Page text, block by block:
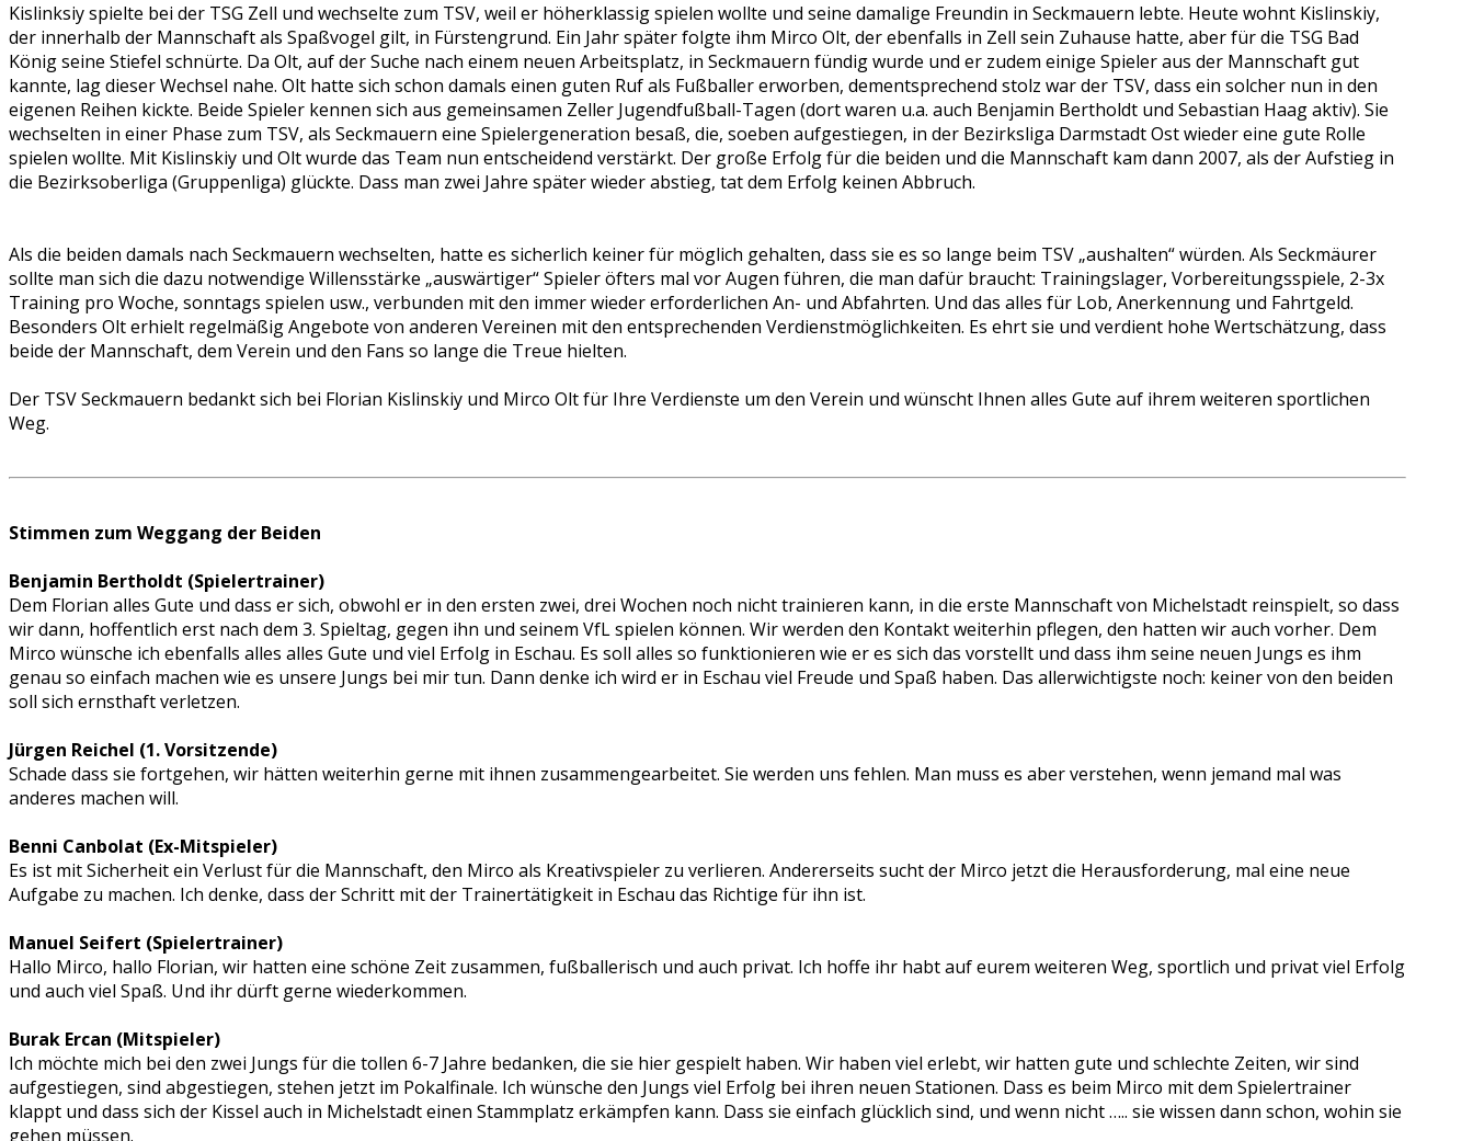
Kislinksiy spielte bei der TSG Zell und wechselte zum TSV, weil er höherklassig spielen wollte und seine damalige Freundin in Seckmauern lebte. Heute wohnt Kislinskiy,
der innerhalb der Mannschaft als Spaßvogel gilt, in Fürstengrund. Ein Jahr später folgte ihm Mirco Olt, der ebenfalls in Zell sein Zuhause hatte, aber für die TSG Bad
König seine Stiefel schnürte. Da Olt, auf der Suche nach einem neuen Arbeitsplatz, in Seckmauern fündig wurde und er zudem einige Spieler aus der Mannschaft gut
kannte, lag dieser Wechsel nahe. Olt hatte sich schon damals einen guten Ruf als Fußballer erworben, dementsprechend stolz war der TSV, dass ein solcher nun in den
eigenen Reihen kickte. Beide Spieler kennen sich aus gemeinsamen Zeller Jugendfußball-Tagen (dort waren u.a. auch Benjamin Bertholdt und Sebastian Haag aktiv). Sie
wechselten in einer Phase zum TSV, als Seckmauern eine Spielergeneration besaß, die, soeben aufgestiegen, in der Bezirksliga Darmstadt Ost wieder eine gute Rolle
spielen wollte. Mit Kislinskiy und Olt wurde das Team nun entscheidend verstärkt. Der große Erfolg für die beiden und die Mannschaft kam dann 2007, als der Aufstieg in
die Bezirksoberliga (Gruppenliga) glückte. Dass man zwei Jahre später wieder abstieg, tat dem Erfolg keinen Abbruch.
Als die beiden damals nach Seckmauern wechselten, hatte es sicherlich keiner für möglich gehalten, dass sie es so lange beim TSV „aushalten“ würden. Als Seckmäurer
sollte man sich die dazu notwendige Willensstärke „auswärtiger“ Spieler öfters mal vor Augen führen, die man dafür braucht: Trainingslager, Vorbereitungsspiele, 2-3x
Training pro Woche, sonntags spielen usw., verbunden mit den immer wieder erforderlichen An- und Abfahrten. Und das alles für Lob, Anerkennung und Fahrtgeld.
Besonders Olt erhielt regelmäßig Angebote von anderen Vereinen mit den entsprechenden Verdienstmöglichkeiten. Es ehrt sie und verdient hohe Wertschätzung, dass
beide der Mannschaft, dem Verein und den Fans so lange die Treue hielten.
Der TSV Seckmauern bedankt sich bei Florian Kislinskiy und Mirco Olt für Ihre Verdienste um den Verein und wünscht Ihnen alles Gute auf ihrem weiteren sportlichen
Weg.
Stimmen zum Weggang der Beiden
Benjamin Bertholdt (Spielertrainer)
Dem Florian alles Gute und dass er sich, obwohl er in den ersten zwei, drei Wochen noch nicht trainieren kann, in die erste Mannschaft von Michelstadt reinspielt, so dass
wir dann, hoffentlich erst nach dem 3. Spieltag, gegen ihn und seinem VfL spielen können. Wir werden den Kontakt weiterhin pflegen, den hatten wir auch vorher. Dem
Mirco wünsche ich ebenfalls alles alles Gute und viel Erfolg in Eschau. Es soll alles so funktionieren wie er es sich das vorstellt und dass ihm seine neuen Jungs es ihm
genau so einfach machen wie es unsere Jungs bei mir tun. Dann denke ich wird er in Eschau viel Freude und Spaß haben. Das allerwichtigste noch: keiner von den beiden
soll sich ernsthaft verletzen.
Jürgen Reichel (1. Vorsitzende)
Schade dass sie fortgehen, wir hätten weiterhin gerne mit ihnen zusammengearbeitet. Sie werden uns fehlen. Man muss es aber verstehen, wenn jemand mal was
anderes machen will.
Benni Canbolat (Ex-Mitspieler)
Es ist mit Sicherheit ein Verlust für die Mannschaft, den Mirco als Kreativspieler zu verlieren. Andererseits sucht der Mirco jetzt die Herausforderung, mal eine neue
Aufgabe zu machen. Ich denke, dass der Schritt mit der Trainertätigkeit in Eschau das Richtige für ihn ist.
Manuel Seifert (Spielertrainer)
Hallo Mirco, hallo Florian, wir hatten eine schöne Zeit zusammen, fußballerisch und auch privat. Ich hoffe ihr habt auf eurem weiteren Weg, sportlich und privat viel Erfolg
und auch viel Spaß. Und ihr dürft gerne wiederkommen.
Burak Ercan (Mitspieler)
Ich möchte mich bei den zwei Jungs für die tollen 6-7 Jahre bedanken, die sie hier gespielt haben. Wir haben viel erlebt, wir hatten gute und schlechte Zeiten, wir sind
aufgestiegen, sind abgestiegen, stehen jetzt im Pokalfinale. Ich wünsche den Jungs viel Erfolg bei ihren neuen Stationen. Dass es beim Mirco mit dem Spielertrainer
klappt und dass sich der Kissel auch in Michelstadt einen Stammplatz erkämpfen kann. Dass sie einfach glücklich sind, und wenn nicht ….. sie wissen dann schon, wohin sie
gehen müssen.